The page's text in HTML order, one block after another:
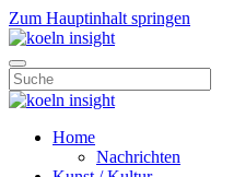
Zum Hauptinhalt springen
Home
Nachrichten